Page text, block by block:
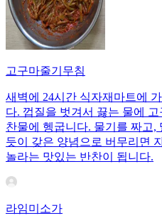
고구마줄기무침
새벽에 24시간 식자재마트에
다. 껍질을 벗겨서 끓는 물에
찬물에 헹굽니다. 물기를 짜고
듯이 갖은 양념으로 버무리면
놀라는 맛있는 반찬이 됩니다.
라임미소가